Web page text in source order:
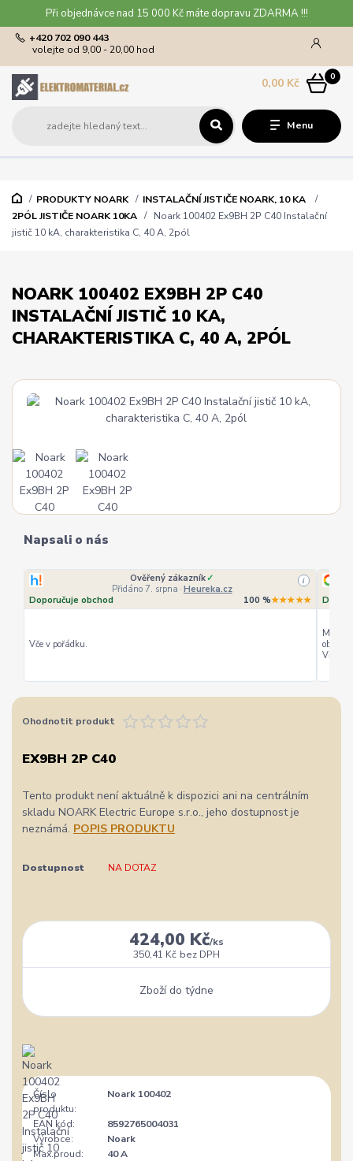
Při objednávce nad 15 000 Kč máte dopravu ZDARMA !!!
Menu
+420 702 090 443
volejte od 9,00 - 20,00 hod
0
0,00 Kč
PRODUKTY NOARK
INSTALAČNÍ JISTIČE NOARK, 10 KA
2PÓL JISTIČE NOARK 10KA
Noark 100402 Ex9BH 2P C40 Instalační
jistič 10 kA, charakteristika C, 40 A, 2pól
NOARK 100402 EX9BH 2P C40
INSTALAČNÍ JISTIČ 10 KA,
CHARAKTERISTIKA C, 40 A, 2PÓL
Napsali o nás
Ověřený zákazník✓
Přidáno 7. srpna · Heureka.cz
i
Doporučuje obchod 100 %★★★★★
Vče v pořádku.
Můžu
Vřele
Ohodnotit produkt
EX9BH 2P C40
Tento produkt není aktuálně k dispozici ani na centrálním
skladu NOARK Electric Europe s.r.o., jeho dostupnost je
neznámá. POPIS PRODUKTU
Dostupnost NA DOTAZ
424,00 Kč/ks
350,41 Kč bez DPH
Zboží do týdne
Číslo
produktu:
Noark 100402
EAN kód:
8592765004031
Výrobce:
Noark
Max.proud:
40 A